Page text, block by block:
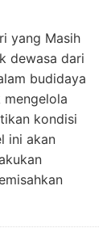
yang Masih
dewasa dari
budidaya
mengelola
kondisi
ini akan